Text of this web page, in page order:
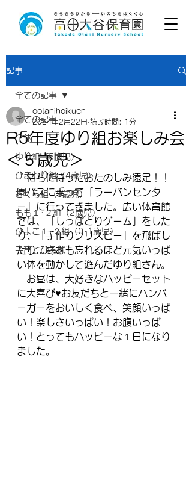
記事
全ての記事
全体
ゆり組（5歳児）
ひまわり組（4歳児）
さくら組（3歳児）
もも１･２組（2歳児）
ひよこ１･２組（0･1歳児）
子育てひろば
全ての記事
R5年度ゆり組お楽しみ会
＜５歳児＞
ootanihoikuen
2024年2月22日 読了時間: 1分
待ちに待ったおたのしみ遠足！！
園バスに乗って「ラーバンセンタ
ー」に行ってきました。広い体育館
では、「しっぽとりゲーム」をした
り、「手作りフリスビー」を飛ばし
たり…寒さも忘れるほど元気いっぱ
い体を動かして遊んだゆり組さん。
お昼は、大好きなハッピーセット
に大喜び♥お友だちと一緒にハンバ
ーガーをおいしく食べ、笑顔いっぱ
い！楽しさいっぱい！お腹いっぱ
い！とってもハッピーな１日になり
ました。